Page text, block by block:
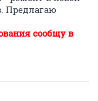
Предлагаю
сообщу в